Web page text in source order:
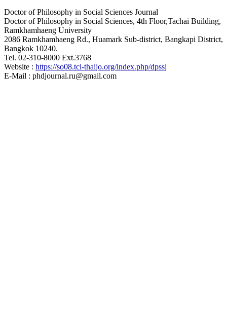
Doctor of Philosophy in Social Sciences Journal
Doctor of Philosophy in Social Sciences, 4th Floor,Tachai Building,
Ramkhamhaeng University
2086 Ramkhamhaeng Rd., Huamark Sub-district, Bangkapi District,
Bangkok 10240.
Tel. 02-310-8000 Ext.3768
Website : https://so08.tci-thaijo.org/index.php/dpssj
E-Mail : phdjournal.ru@gmail.com